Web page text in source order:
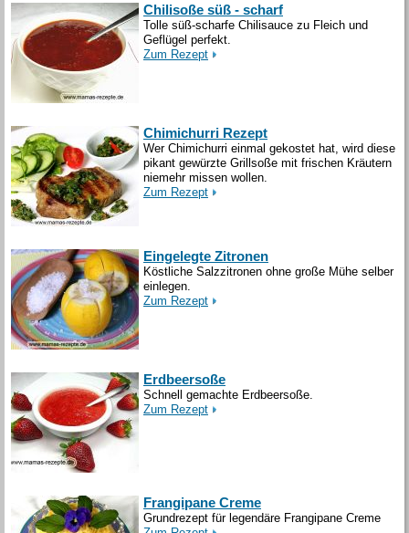
Chilisoße süß - scharf
Tolle süß-scharfe Chilisauce zu Fleich und
Geflügel perfekt.
Zum Rezept
Chimichurri Rezept
Wer Chimichurri einmal gekostet hat, wird diese
pikant gewürzte Grillsoße mit frischen Kräutern
niemehr missen wollen.
Zum Rezept
Eingelegte Zitronen
Köstliche Salzzitronen ohne große Mühe selber
einlegen.
Zum Rezept
Erdbeersoße
Schnell gemachte Erdbeersoße.
Zum Rezept
Frangipane Creme
Grundrezept für legendäre Frangipane Creme